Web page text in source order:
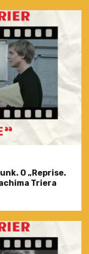
O „Reprise.
Triera